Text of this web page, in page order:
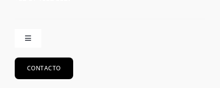
Toggle
Inicio
CONTACTO